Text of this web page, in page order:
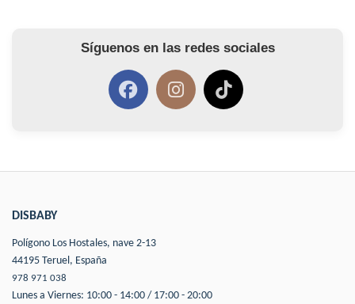
Síguenos en las redes sociales
DISBABY
Polígono Los Hostales, nave 2-13
44195 Teruel, España
978 971 038
Lunes a Viernes: 10:00 - 14:00 / 17:00 - 20:00